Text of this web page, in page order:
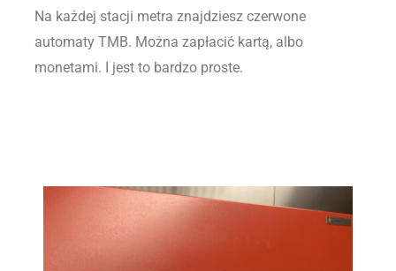
Na każdej stacji metra znajdziesz czerwone
automaty TMB. Można zapłacić kartą, albo
monetami. I jest to bardzo proste.